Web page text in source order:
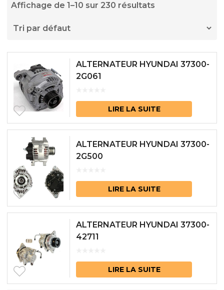
Affichage de 1–10 sur 230 résultats
ALTERNATEUR HYUNDAI 37300-
2G061
LIRE LA SUITE
ALTERNATEUR HYUNDAI 37300-
2G500
LIRE LA SUITE
ALTERNATEUR HYUNDAI 37300-
42711
LIRE LA SUITE